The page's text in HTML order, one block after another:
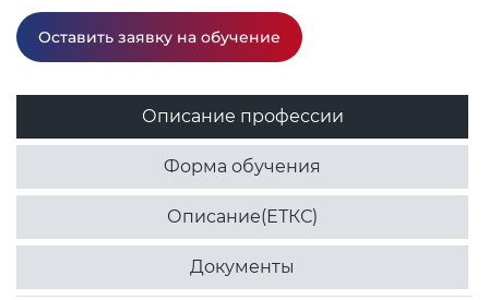
Оставить заявку на обучение
Описание профессии
Форма обучения
Описание(ЕТКС)
Документы